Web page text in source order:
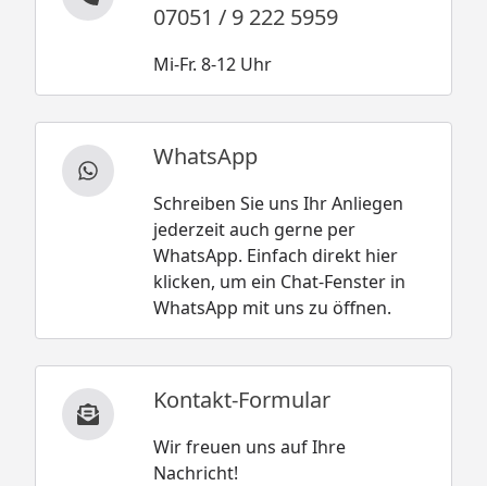
07051 / 9 222 5959
Mi-Fr. 8-12 Uhr
WhatsApp
Schreiben Sie uns Ihr Anliegen
jederzeit auch gerne per
WhatsApp. Einfach direkt hier
klicken, um ein Chat-Fenster in
WhatsApp mit uns zu öffnen.
Kontakt-Formular
Wir freuen uns auf Ihre
Nachricht!